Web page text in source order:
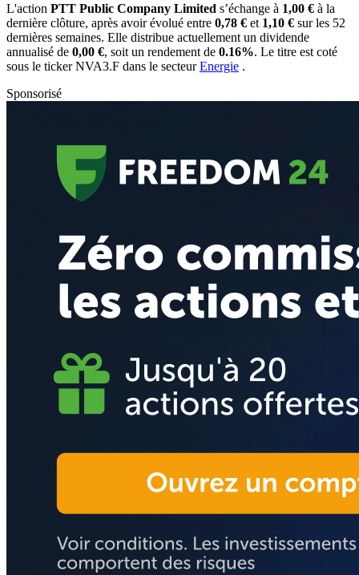
L'action PTT Public Company Limited s’échange à 1,00 € à la
dernière clôture, après avoir évolué entre 0,78 € et 1,10 € sur les 52
dernières semaines. Elle distribue actuellement un dividende
annualisé de 0,00 €, soit un rendement de 0.16%. Le titre est coté
sous le tickerNVA3.F dans le secteurEnergie .
Sponsorisé